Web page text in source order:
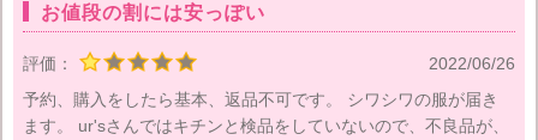
お値段の割には安っぽい
評価：
2022/06/26
予約、購入をしたら基本、返品不可です。 シワシワの服が届き
ます。 ur'sさんではキチンと検品をしていないので、不良品が、